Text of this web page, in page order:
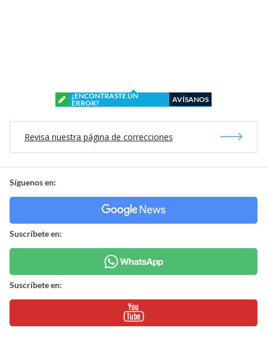
¿ENCONTRASTE UN
ERROR?
AVÍSANOS
Revisa nuestra página de correcciones
Síguenos en:
Suscríbete en:
Suscríbete en: